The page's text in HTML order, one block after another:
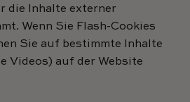
die Inhalte externer
Wenn Sie Flash-Cookies
Sie auf bestimmte Inhalte
Videos) auf der Website